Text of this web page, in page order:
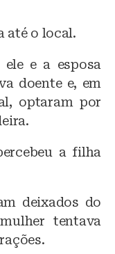
até o local.
e a esposa
doente e, em
optaram por
a filha
deixados do
tentava